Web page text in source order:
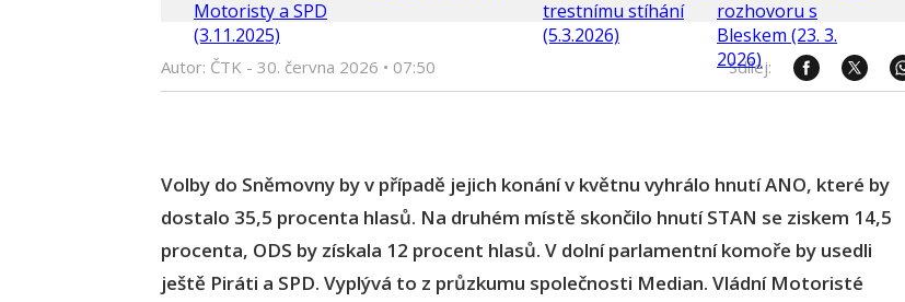
Autor: ČTK - 30. června 2026 • 07:50 Sdílej:
Volby do Sněmovny by v případě jejich konání v květnu vyhrálo hnutí ANO, které by
dostalo 35,5 procenta hlasů. Na druhém místě skončilo hnutí STAN se ziskem 14,5
procenta, ODS by získala 12 procent hlasů. V dolní parlamentní komoře by usedli
ještě Piráti a SPD. Vyplývá to z průzkumu společnosti Median. Vládní Motoristé